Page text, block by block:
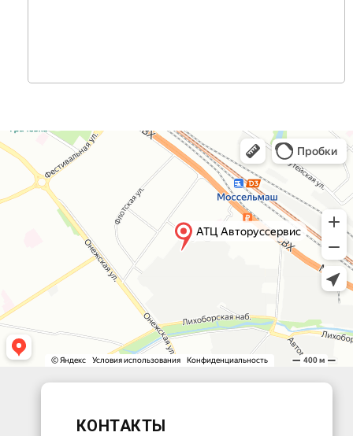
КОНТАКТЫ